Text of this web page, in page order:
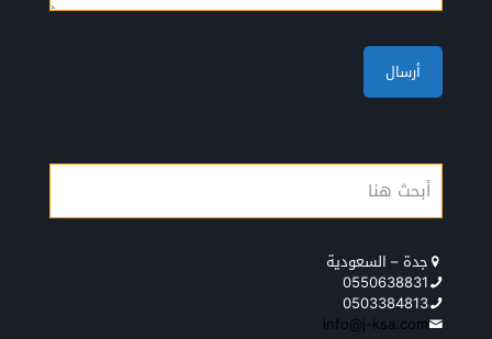
جدة – السعودية
0550638831
0503384813
info@j-ksa.com